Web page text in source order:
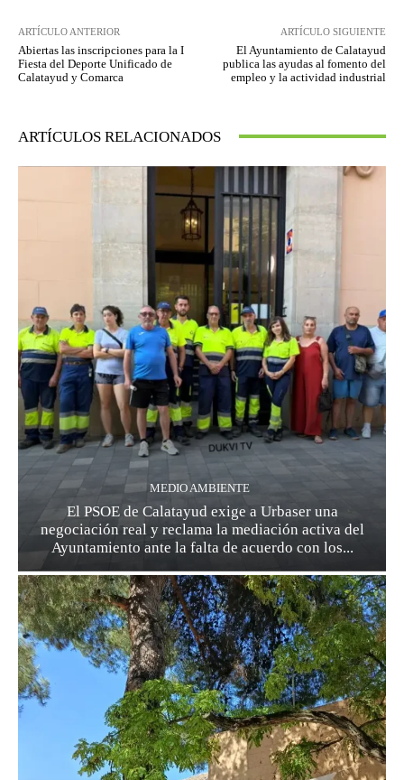
ARTÍCULO ANTERIOR
Abiertas las inscripciones para la I
Fiesta del Deporte Unificado de
Calatayud y Comarca
ARTÍCULO SIGUIENTE
El Ayuntamiento de Calatayud
publica las ayudas al fomento del
empleo y la actividad industrial
ARTÍCULOS RELACIONADOS
MEDIO AMBIENTE
El PSOE de Calatayud exige a Urbaser una
negociación real y reclama la mediación activa del
Ayuntamiento ante la falta de acuerdo con los...